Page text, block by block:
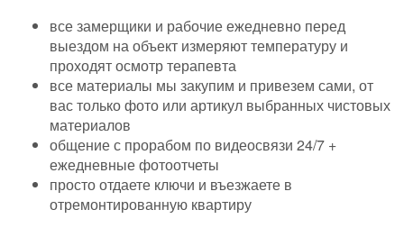
все замерщики и рабочие ежедневно перед
выездом на объект измеряют температуру и
проходят осмотр терапевта
все материалы мы закупим и привезем сами, от
вас только фото или артикул выбранных чистовых
материалов
общение с прорабом по видеосвязи 24/7 +
ежедневные фотоотчеты
просто отдаете ключи и въезжаете в
отремонтированную квартиру